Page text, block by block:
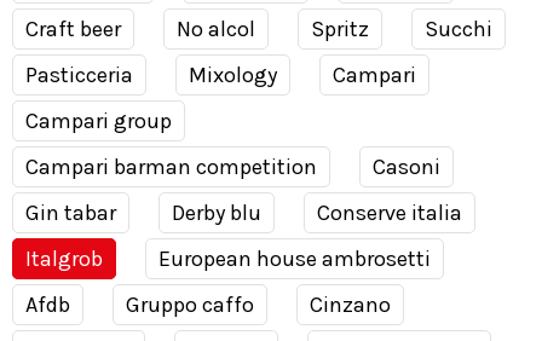
Craft beer
No alcol Spritz
Succhi
Pasticceria
Mixology
Campari
Campari group
Campari barman competition
Casoni
Gin tabar
Derby blu
Conserve italia
Italgrob
European house ambrosetti
Afdb
Gruppo caffo
Cinzano